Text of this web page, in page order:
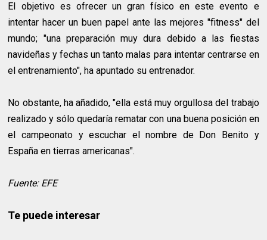
El objetivo es ofrecer un gran físico en este evento e
intentar hacer un buen papel ante las mejores "fitness" del
mundo; "una preparación muy dura debido a las fiestas
navideñas y fechas un tanto malas para intentar centrarse en
el entrenamiento", ha apuntado su entrenador.
No obstante, ha añadido, "ella está muy orgullosa del trabajo
realizado y sólo quedaría rematar con una buena posición en
el campeonato y escuchar el nombre de Don Benito y
España en tierras americanas".
Fuente: EFE
Te puede interesar